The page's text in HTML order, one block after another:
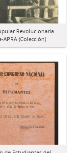
Revolucionaria
APRA (Colección)